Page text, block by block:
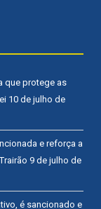
que protege as
10 de julho de
e reforça a
9 de julho de
é sancionado e